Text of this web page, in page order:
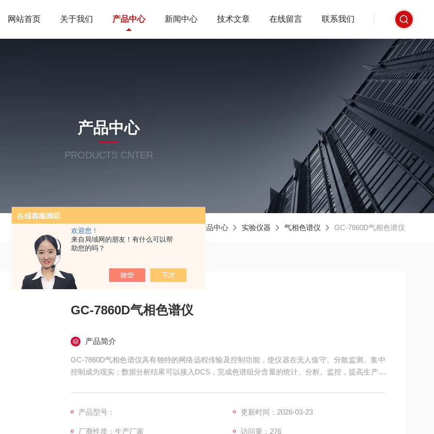
欢迎您！
来自局域网的朋友！有什么可以帮
助您的吗？
网站首页 关于我们 产品中心 新闻中心 技术文章 在线留言 联系我们
产品中心
PRODUCTS CNTER
产品中心 实验仪器 气相色谱仪 GC-7860D气相色谱仪
GC-7860D气相色谱仪
产品简介
GC-7860D气相色谱仪具有独特的网络远程传输及控制功能，使仪器在无人值守、分散监测、集中
控制成为现实；数据分析结果可以接入DCS，完成色谱组分含量的统计、分析、监控，提高生产过
产品型号： 更新时间：2026-03-23
厂商性质：生产厂家 访问量：276